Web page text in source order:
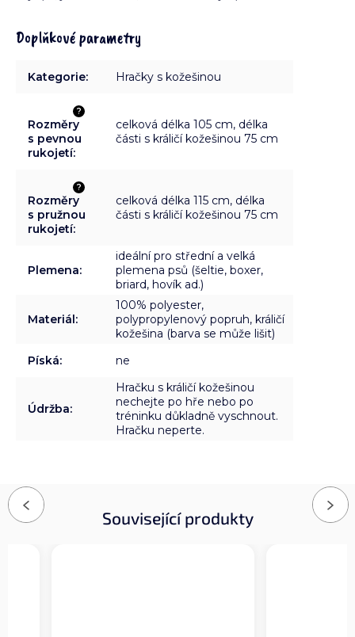
Doplňkové parametry
Kategorie: Hračky s kožešinou
?
Rozměry
s pevnou
rukojetí:
celková délka 105 cm, délka
části s králičí kožešinou 75 cm
?
Rozměry
s pružnou
rukojetí:
celková délka 115 cm, délka
části s králičí kožešinou 75 cm
Plemena:
ideální pro střední a velká
plemena psů (šeltie, boxer,
briard, hovík ad.)
Materiál:
100% polyester,
polypropylenový popruh, králičí
kožešina (barva se může lišit)
Píská: ne
Údržba:
Hračku s králičí kožešinou
nechejte po hře nebo po
tréninku důkladně vyschnout.
Hračku neperte.
Související produkty
Previous Next